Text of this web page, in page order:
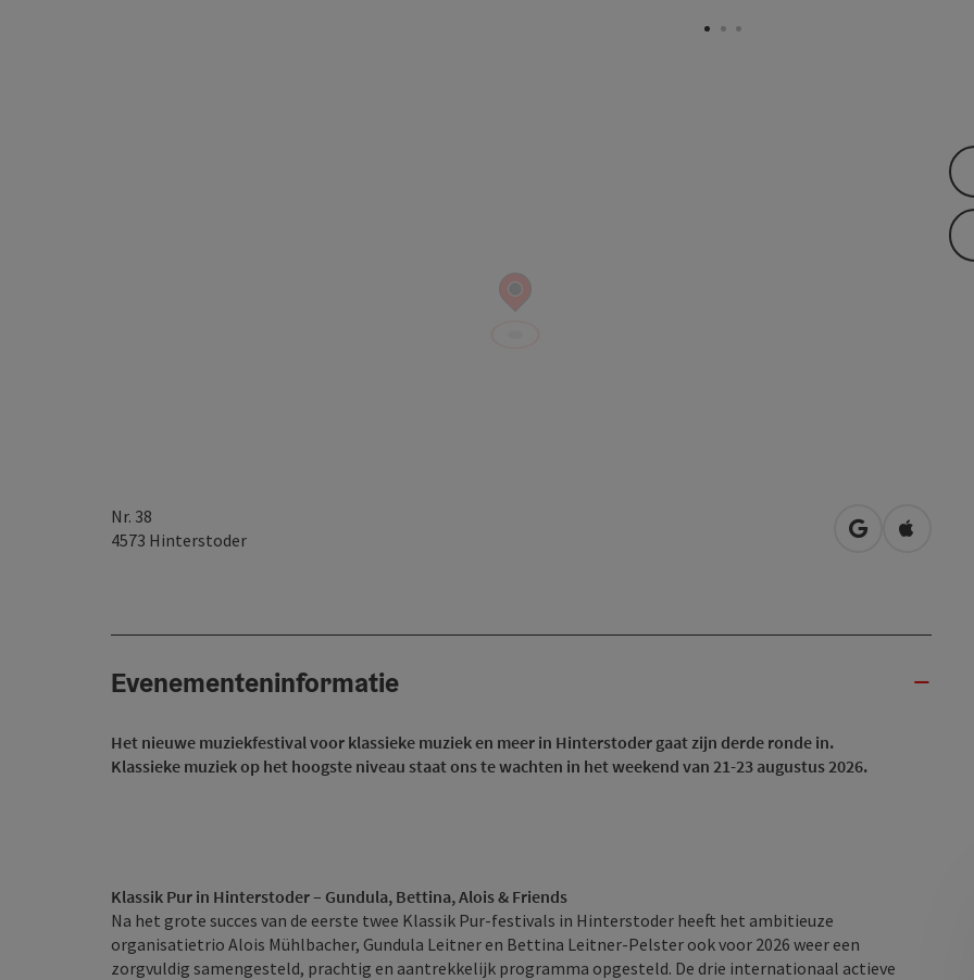
Nr. 38
4573 Hinterstoder Openen inOpenen
Evenementeninformatie
Het nieuwe muziekfestival voor klassieke muziek en meer in Hinterstoder gaat zijn derde ronde in.
Klassieke muziek op het hoogste niveau staat ons te wachten in het weekend van 21-23 augustus 2026.
Klassik Pur in Hinterstoder – Gundula, Bettina, Alois & Friends
Na het grote succes van de eerste twee Klassik Pur-festivals in Hinterstoder heeft het ambitieuze
organisatietrio Alois Mühlbacher, Gundula Leitner en Bettina Leitner-Pelster ook voor 2026 weer een
zorgvuldig samengesteld, prachtig en aantrekkelijk programma opgesteld. De drie internationaal actieve